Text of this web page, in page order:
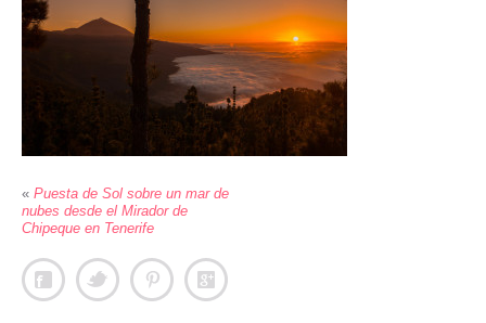
« Puesta de Sol sobre un mar de
nubes desde el Mirador de
Chipeque en Tenerife